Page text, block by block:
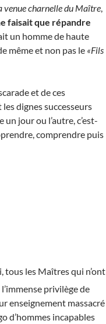
venue charnelle du Maître,
faisait que répandre
un homme de haute
même et non pas le «Fils
et de ces
dignes successeurs
jour ou l’autre, c’est-
comprendre puis
tous les Maîtres qui n’ont
l’immense privilège de
enseignement massacré
d’hommes incapables